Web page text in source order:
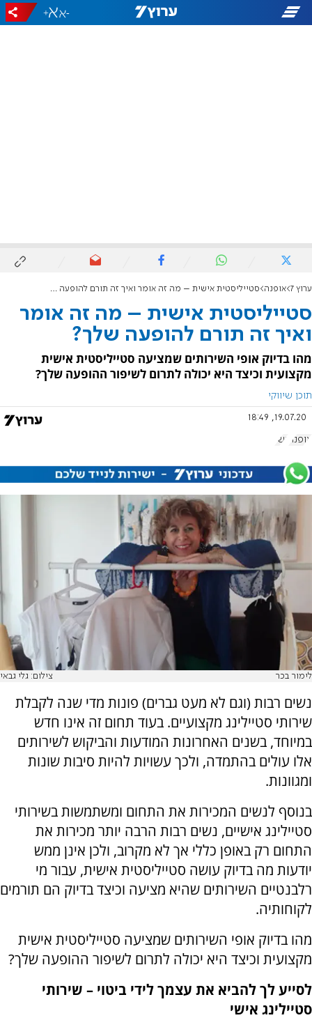
-
+
ערוץ 7 אופנה סטייליסטית אישית – מה זה אומר ואיך זה תורם להופעה שלך?
סטייליסטית אישית – מה זה אומר
ואיך זה תורם להופעה שלך?
מהו בדיוק אופי השירותים שמציעה סטייליסטית אישית
מקצועית וכיצד היא יכולה לתרום לשיפור ההופעה שלך?
תוכן שיווקי
19.07.20, 18:49
אופנה נשי
לימור בכר צילום: גלי גבאי
נשים רבות (וגם לא מעט גברים) פונות מדי שנה לקבלת
שירותי סטיילינג מקצועיים. בעוד תחום זה אינו חדש
במיוחד, בשנים האחרונות המודעות והביקוש לשירותים
אלו עולים בהתמדה, ולכך עשויות להיות סיבות שונות
ומגוונות.
בנוסף לנשים המכירות את התחום ומשתמשות בשירותי
סטיילינג אישיים, נשים רבות הרבה יותר מכירות את
התחום רק באופן כללי אך לא מקרוב, ולכן אינן ממש
יודעות מה בדיוק עושה סטייליסטית אישית, עבור מי
רלבנטיים השירותים שהיא מציעה וכיצד בדיוק הם תורמים
לקוחותיה.
מהו בדיוק אופי השירותים שמציעה סטייליסטית אישית
מקצועית וכיצד היא יכולה לתרום לשיפור ההופעה שלך?
לסייע לך להביא את עצמך לידי ביטוי – שירותי
סטיילינג אישי